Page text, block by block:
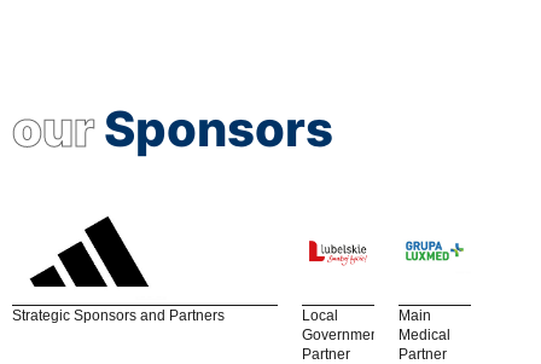
ourSponsors
Strategic Sponsors and Partners
Local
Government
Partner
Main
Medical
Partner